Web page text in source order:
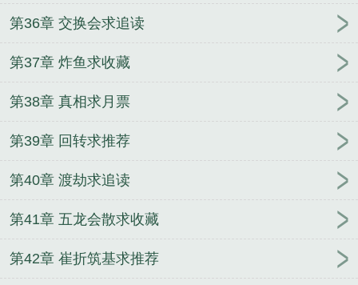
第36章 交换会求追读
第37章 炸鱼求收藏
第38章 真相求月票
第39章 回转求推荐
第40章 渡劫求追读
第41章 五龙会散求收藏
第42章 崔折筑基求推荐